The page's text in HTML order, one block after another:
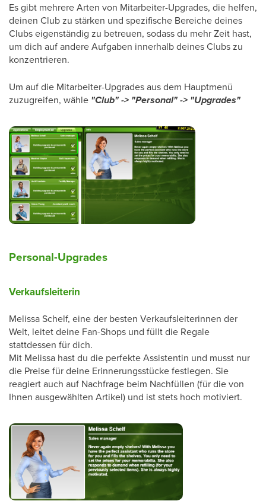
Es gibt mehrere Arten von Mitarbeiter-Upgrades, die helfen,
deinen Club zu stärken und spezifische Bereiche deines
Clubs eigenständig zu betreuen, sodass du mehr Zeit hast,
um dich auf andere Aufgaben innerhalb deines Clubs zu
konzentrieren.
Um auf die Mitarbeiter-Upgrades aus dem Hauptmenü
zuzugreifen, wähle "Club" -> "Personal" -> "Upgrades"
Personal-Upgrades
Verkaufsleiterin
Melissa Schelf, eine der besten Verkaufsleiterinnen der
Welt, leitet deine Fan-Shops und füllt die Regale
stattdessen für dich.
Mit Melissa hast du die perfekte Assistentin und musst nur
die Preise für deine Erinnerungsstücke festlegen. Sie
reagiert auch auf Nachfrage beim Nachfüllen (für die von
Ihnen ausgewählten Artikel) und ist stets hoch motiviert.